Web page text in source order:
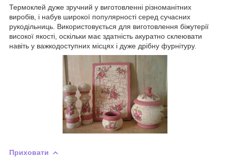
Термоклей дуже зручний у виготовленні різноманітних
виробів, і набув широкої популярності серед сучасних
рукодільниць. Використовується для виготовлення біжутерії
високої якості, оскільки має здатність акуратно склеювати
навіть у важкодоступних місцях і дуже дрібну фурнітуру.
Приховати